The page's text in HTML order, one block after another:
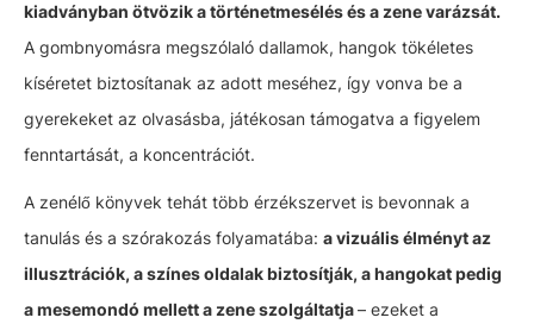
kiadványban ötvözik a történetmesélés és a zene varázsát.
A gombnyomásra megszólaló dallamok, hangok tökéletes
kíséretet biztosítanak az adott meséhez, így vonva be a
gyerekeket az olvasásba, játékosan támogatva a figyelem
fenntartását, a koncentrációt.
A zenélő könyvek tehát több érzékszervet is bevonnak a
tanulás és a szórakozás folyamatába: a vizuális élményt az
illusztrációk, a színes oldalak biztosítják, a hangokat pedig
a mesemondó mellett a zene szolgáltatja– ezeket a